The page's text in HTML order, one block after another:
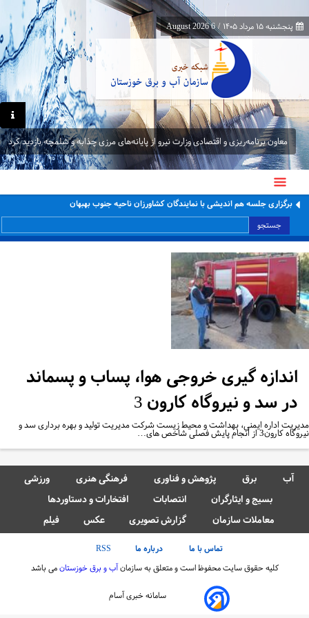
پنجشنبه ۱۵ مرداد ۱۴۰۵ /
6 August 2026
معاون برنامه‌ریزی و اقتصادی وزارت نیرو از پایانه‌های مرزی چذابه و شلمچه بازدید کرد
برگزاری جلسه هم اندیشی با نمایندگان کشاورزان ناحیه جنوب بهبهان
جستجو
اندازه گیری خروجی هوا، پساب و پسماند
در سد و نیروگاه کارون 3
اداره ایمنی، بهداشت و محیط زیست شرکت مدیریت تولید و بهره برداری سد و
از انجام پایش فصلی شاخص های…
آب برق پژوهش و فناوری فرهنگی هنری
ورزشی
بسیج و ایثارگران
انتصابات
افتخارات و دستاوردها
معاملات سازمان
گزارش تصویری عکس فیلم
تماس با ما درباره ما
RSS
کلیه حقوق سایت محفوظ است و متعلق به سازمانآب و برق خوزستانمی باشد
سامانه خبری آسام